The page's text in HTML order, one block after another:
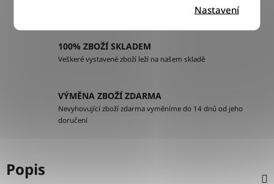
Nastavení
100% ZBOŽÍ SKLADEM
Veškeré vystavené zboží leží na našem skladě
VÝMĚNA ZBOŽÍ ZDARMA
Nevyhovující zboží zdarma vyměníme do 14 dnů od jeho
doručení
Popis